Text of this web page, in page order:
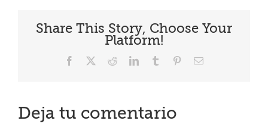
Share This Story, Choose Your
Platform!
Facebook RedditLinkedInTumblr PinterestCorreo
Deja tu comentario